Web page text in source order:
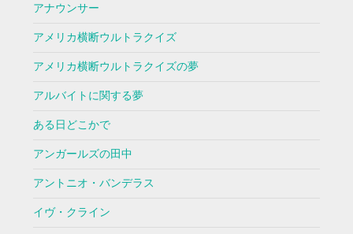
アナウンサー
アメリカ横断ウルトラクイズ
アメリカ横断ウルトラクイズの夢
アルバイトに関する夢
ある日どこかで
アンガールズの田中
アントニオ・バンデラス
イヴ・クライン